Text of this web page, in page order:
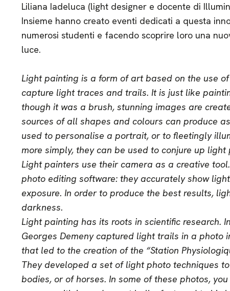
Liliana Iadeluca (light designer e docente di
Insieme hanno creato eventi dedicati a questa
numerosi studenti e facendo scoprire loro una
luce.
Light painting is a form of art based on the use
capture light traces and trails. It is just like
though it was a brush, stunning images are
sources of all shapes and colours can produce
used to personalise a portrait, or to fleetingly
more simply, they can be used to conjure up
Light painters use their camera as a creative
photo editing software: they accurately show
exposure. In order to produce the best results,
darkness.
Light painting has its roots in scientific research.
Georges Demeny captured light trails in a photo
that led to the creation of the “Station
They developed a set of light photo techniques
bodies, or of horses. In some of these photos,